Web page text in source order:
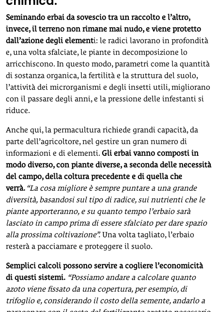
Seminando erbai da sovescio tra un raccolto e l’altro,
invece, il terreno non rimane mai nudo, e viene protetto
dall’azione degli elementi: le radici lavorano in profondità
e, una volta sfalciate, le piante in decomposizione lo
arricchiscono. In questo modo, parametri come la quantità
di sostanza organica, la fertilità e la struttura del suolo,
l’attività dei microrganismi e degli insetti utili, migliorano
con il passare degli anni, e la pressione delle infestanti si
riduce.
Anche qui, la permacultura richiede grandi capacità, da
parte dell’agricoltore, nel gestire un gran numero di
informazioni e di elementi. Gli erbai vanno composti in
modo diverso, con piante diverse, a seconda delle necessità
del campo, della coltura precedente e di quella che
verrà. “La cosa migliore è sempre puntare a una grande
diversità, basandosi sul tipo di radice, sui nutrienti che le
piante apporteranno, e su quanto tempo l’erbaio sarà
lasciato in campo prima di essere sfalciato per dare spazio
alla prossima coltivazione”. Una volta tagliato, l’erbaio
resterà a pacciamare e proteggere il suolo.
Semplici calcoli possono servire a cogliere l’economicità
di questi sistemi. “Possiamo andare a calcolare quanto
azoto viene fissato da una copertura, per esempio, di
trifoglio e, considerando il costo della semente, andarlo a